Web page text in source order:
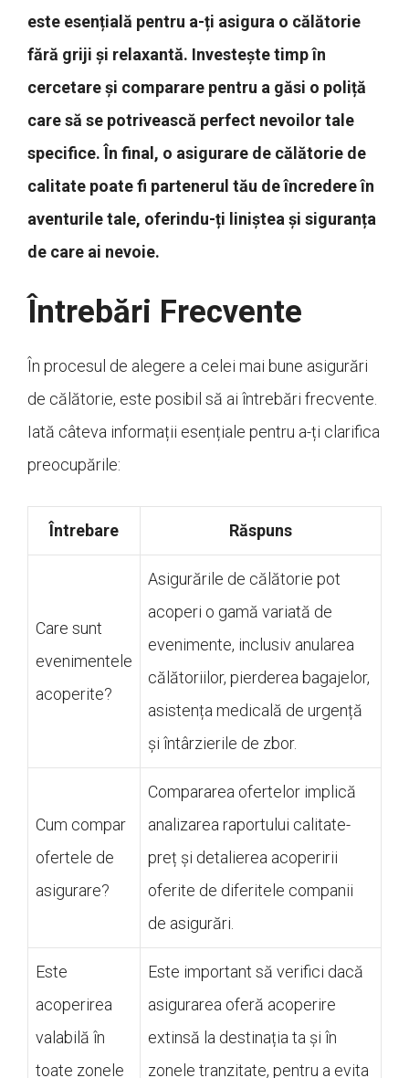
este esențială pentru a-ți asigura o călătorie
fără griji și relaxantă. Investește timp în
cercetare și comparare pentru a găsi o poliță
care să se potrivească perfect nevoilor tale
specifice. În final, o asigurare de călătorie de
calitate poate fi partenerul tău de încredere în
aventurile tale, oferindu-ți liniștea și siguranța
de care ai nevoie.
Întrebări Frecvente
În procesul de alegere a celei mai bune asigurări
de călătorie, este posibil să ai întrebări frecvente.
Iată câteva informații esențiale pentru a-ți clarifica
preocupările:
Întrebare Răspuns
Care sunt
evenimentele
acoperite?
Asigurările de călătorie pot
acoperi o gamă variată de
evenimente, inclusiv anularea
călătoriilor, pierderea bagajelor,
asistența medicală de urgență
și întârzierile de zbor.
Cum compar
ofertele de
asigurare?
Compararea ofertelor implică
analizarea raportului calitate-
preț și detalierea acoperirii
oferite de diferitele companii
de asigurări.
Este
acoperirea
valabilă în
toate zonele
Este important să verifici dacă
asigurarea oferă acoperire
extinsă la destinația ta și în
zonele tranzitate, pentru a evita